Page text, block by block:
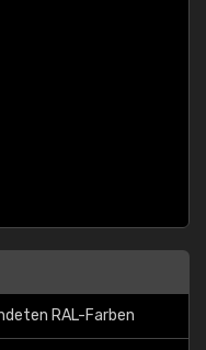
RAL-Farben